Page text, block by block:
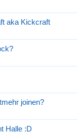
aka Kickcraft
joinen?
Halle :D